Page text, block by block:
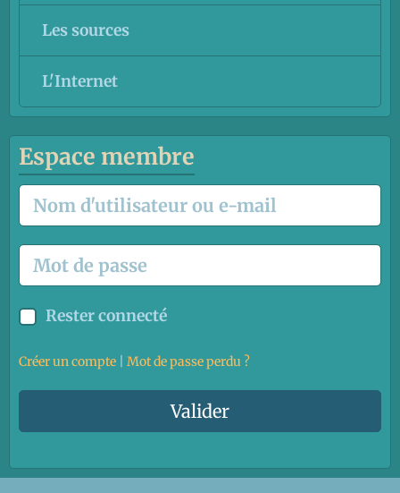
Les sources
L'Internet
Espace membre
Rester connecté
Créer un compte Mot de passe perdu ?
Valider